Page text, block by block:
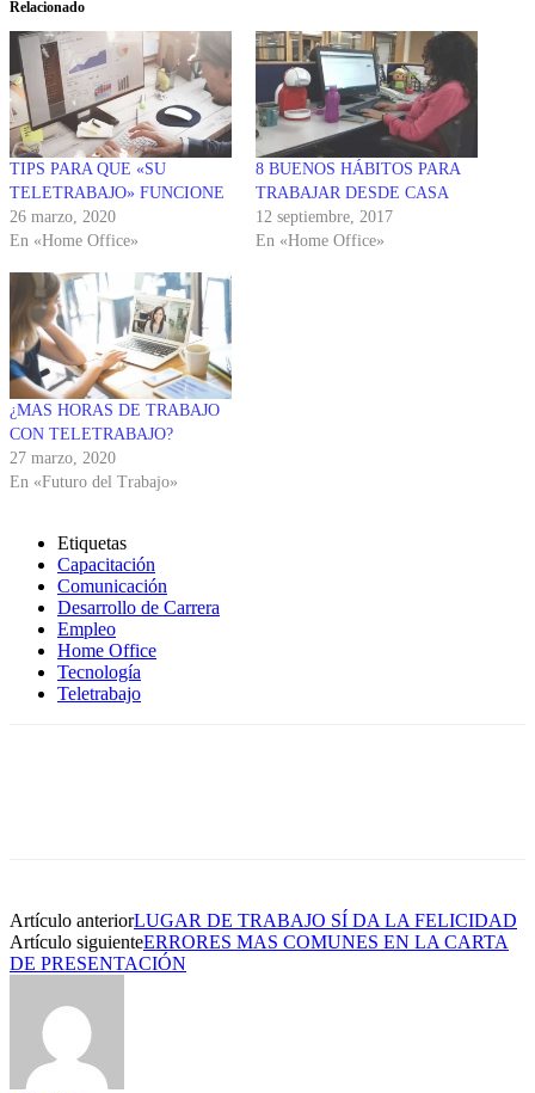
Relacionado
TIPS PARA QUE «SU
TELETRABAJO» FUNCIONE
26 marzo, 2020
En «Home Office»
8 BUENOS HÁBITOS PARA
TRABAJAR DESDE CASA
12 septiembre, 2017
En «Home Office»
¿MAS HORAS DE TRABAJO
CON TELETRABAJO?
27 marzo, 2020
En «Futuro del Trabajo»
Etiquetas
Capacitación
Comunicación
Desarrollo de Carrera
Empleo
Home Office
Tecnología
Teletrabajo
Artículo anteriorLUGAR DE TRABAJO SÍ DA LA FELICIDAD
Artículo siguienteERRORES MAS COMUNES EN LA CARTA
DE PRESENTACIÓN